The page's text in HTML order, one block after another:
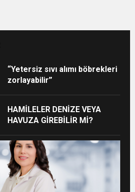
“Yetersiz sıvı alımı böbrekleri
zorlayabilir”
HAMİLELER DENİZE VEYA
HAVUZA GİREBİLİR Mİ?